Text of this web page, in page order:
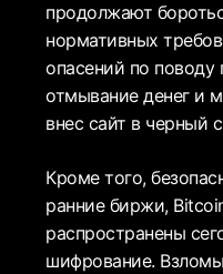
продолжают
нормативных
опасений по поводу
отмывание денег и
внес сайт в черный
Кроме того,
ранние биржи,
распространены
шифрование.